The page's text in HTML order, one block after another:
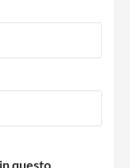
questo